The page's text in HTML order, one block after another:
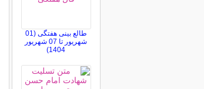
طالع بینی هفتگی (01
شهریور تا 07 شهریور
1404)